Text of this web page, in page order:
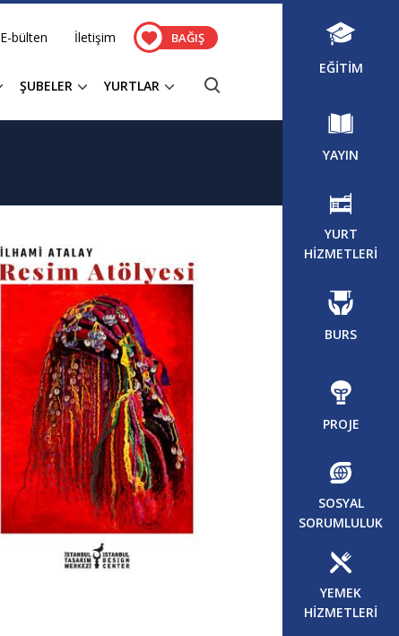
E-bülten İletişim BAĞIŞ
ŞUBELER YURTLAR
EĞİTİM
YAYIN
YURT
HİZMETLERİ
BURS
PROJE
SOSYAL
SORUMLULUK
YEMEK
HİZMETLERİ